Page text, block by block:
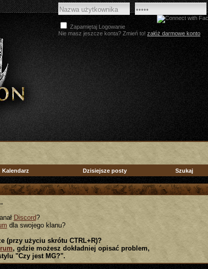
Zapamiętaj Logowanie
Nie masz jeszcze konta? Zmień to! załóż darmowe konto
Kalendarz Dzisiejsze posty Szukaj
Discord?
dla swojego klanu?
(przy użyciu skrótu CTRL+R)?
, gdzie możesz dokładniej opisać problem,
"Czy jest MG?".